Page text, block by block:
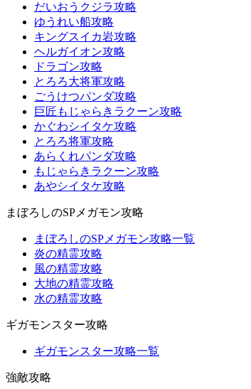
だいおうクジラ攻略
ゆうれい船攻略
キングスイカ岩攻略
ヘルガイオン攻略
ドラゴン攻略
とろろ大将軍攻略
ごうけつパンダ攻略
巨匠もじゃらきラクーン攻略
かぐわシイタケ攻略
とろろ将軍攻略
あらくれパンダ攻略
もじゃらきラクーン攻略
あやシイタケ攻略
まぼろしのSPメガモン攻略
まぼろしのSPメガモン攻略一覧
炎の精霊攻略
風の精霊攻略
大地の精霊攻略
水の精霊攻略
ギガモンスター攻略
ギガモンスター攻略一覧
強敵攻略